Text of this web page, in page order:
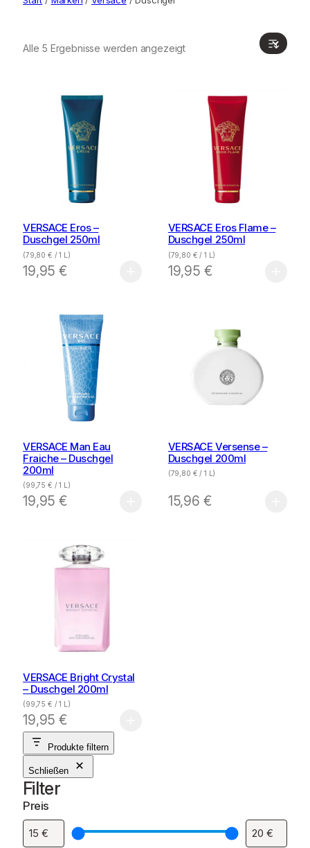
Alle 5 Ergebnisse werden angezeigt
VERSACE Eros –
Duschgel 250ml
(79,80 € / 1 L)
19,95€
VERSACE Eros Flame –
Duschgel 250ml
(79,80 € / 1 L)
19,95 €
VERSACE Man Eau
Fraiche – Duschgel
200ml
(99,75 € / 1 L)
19,95€
VERSACE Versense –
Duschgel 200ml
(79,80 € / 1 L)
15,96 €
VERSACE Bright Crystal
– Duschgel 200ml
(99,75 € / 1 L)
19,95€
Produkte filtern
Schließen
Filter
Preis